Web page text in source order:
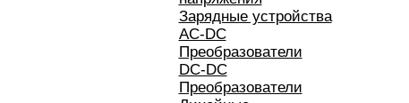
Зарядные устройства
AC-DC
Преобразователи
DC-DC
Преобразователи